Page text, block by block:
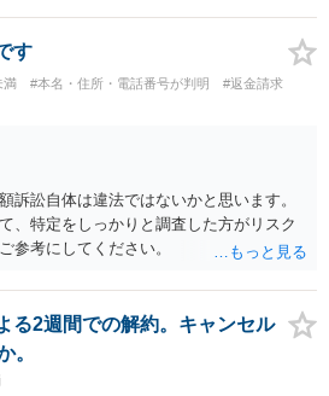
す
満 #本名・住所・電話番号が判明 #返金請求
訴訟自体は違法ではないかと思います。
、特定をしっかりと調査した方がリスク
参考にしてください。
る2週間での解約。キャンセル
。